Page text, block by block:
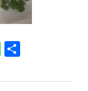
Line